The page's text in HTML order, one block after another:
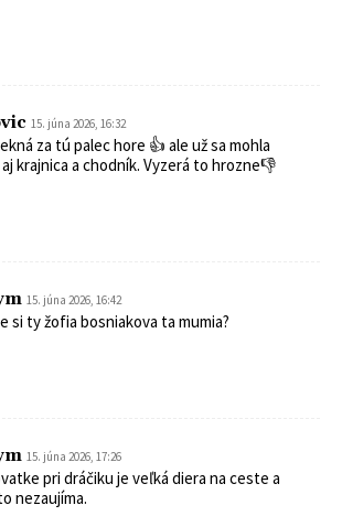
15. júna 2026, 16:32
za tú palec hore 👍 ale už sa mohla
krajnica a chodník. Vyzerá to hrozne👎
15. júna 2026, 16:42
si ty žofia bosniakova ta mumia?
15. júna 2026, 17:26
pri dráčiku je veľká diera na ceste a
nezaujíma.